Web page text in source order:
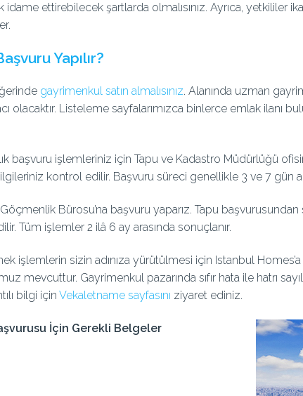
idame ettirebilecek şartlarda olmalısınız. Ayrıca,
Yapılır?
gayrimenkul satın almalısınız. Alanında uzman
olacaktır. Listeleme sayfalarımızca binlerce emlak ilanı
başvuru işlemleriniz için Tapu ve Kadastro Müdürlüğü
kontrol edilir. Başvuru süreci genellikle 3 ve 7 gün
Bürosu’na başvuru yaparız. Tapu
Tüm işlemler 2 ilâ 6 ay arasında sonuçlanır.
işlemlerin sizin adınıza yürütülmesi için Istanbul
mevcuttur. Gayrimenkul pazarında sıfır hata ile hatrı
bilgi için Vekaletname sayfasını ziyaret ediniz.
İçin Gerekli Belgeler